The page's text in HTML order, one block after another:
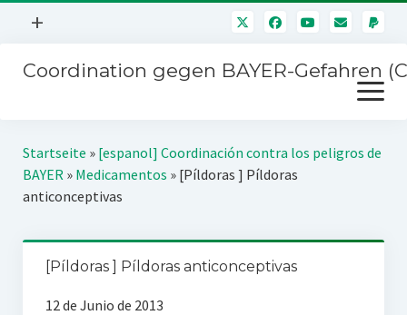
Menü
+
Mitmachen
Über uns
Kontakt
Impressum
Störfälle
Coordination gegen BAYER-Gefahren
Menü
öffnen
Kampagnen
BAYER-Hauptversammlungen
Jahrestagung
SPENDEN
Startseite » [espanol] Coordinación contra los peligros de
BAYER» Medicamentos » [Píldoras ] Píldoras
anticonceptivas
[Píldoras ] Píldoras anticonceptivas
12 de Junio de 2013